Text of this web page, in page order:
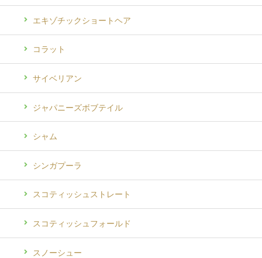
エキゾチックショートヘア
コラット
サイベリアン
ジャパニーズボブテイル
シャム
シンガプーラ
スコティッシュストレート
スコティッシュフォールド
スノーシュー